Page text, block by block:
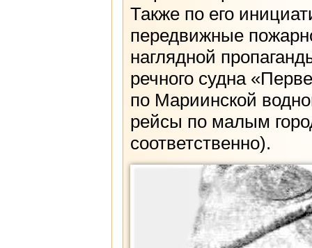
Также по его
передвижные
наглядной
речного судна
по Мариинской
рейсы по малым
соответственно).